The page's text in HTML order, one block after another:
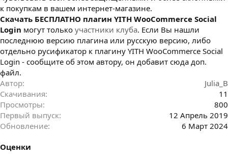
к покупкам в вашем интернет-магазине.
Cкачать БЕСПЛАТНО плагин YITH WooCommerce Social
Login могут только участники клуба. Если Вы нашли
последнюю версию плагина или русскую версию, либо
отдельно русификатор к плагину YITH WooCommerce Social
Login - сообщите об этом автору, он добавит сюда доп.
файл.
Автор
Julia_B
Скачивания
11
Просмотры
800
Первый выпуск
12 Апрель 2019
Обновление
6 Март 2024
Оценки